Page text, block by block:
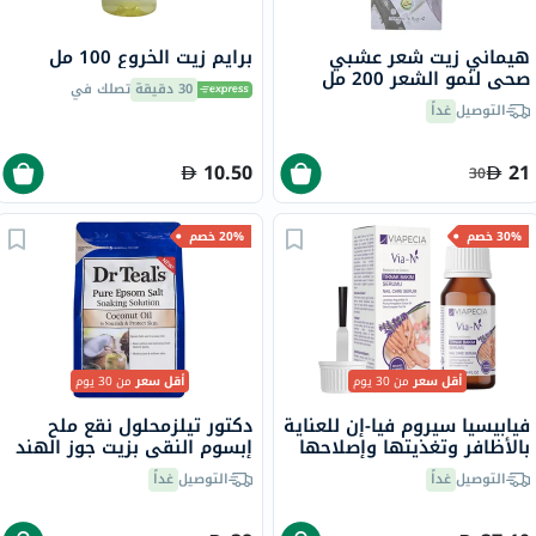
هيماني زيت شعر عشبي
صحي لنمو الشعر 200 مل
التوصيلغداً
21
30
برايم زيت الخروع 100 مل
30 دقيقة تصلك في
10.50
30% خصم
أقل سعرمن 30 يوم
فيابيسيا سيروم فيا-إن للعناية
بالأظافر وتغذيتها وإصلاحها
10 ملالتوصيلغداً
20% خصم
أقل سعرمن 30 يوم
دكتور تيلزمحلول نقع ملح
إبسوم النقي بزيت جوز الهند
1036 جرامالتوصيلغداً